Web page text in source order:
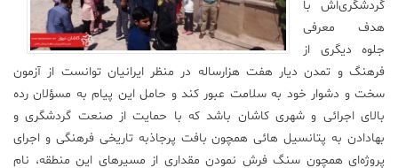
گردشگری‌اش با
هدف معرفی
جلوه دیگری از
فرهنگ و تمدن دیار هفت هزارساله در منظر ایرانیان توانست از آزمون
سخت و دشوار خود به سلامت عبور کند و حامل این پیام به مسؤلان رده
بالای اجرائی و شهری کاشان باشد که با حمایت از صنعت گردشگری و
بهادادن به پتانسیل هائی همچون بافت پرجاذبه تاریخی فرهنگی و اجرای
پروژه‌ای همچون سنگ فرش نمودن مقداری از مسیرهای این منطقه، نام